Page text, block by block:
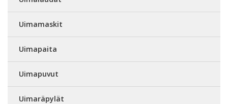
Uimamaskit
Uimapaita
Uimapuvut
Uimaräpylät